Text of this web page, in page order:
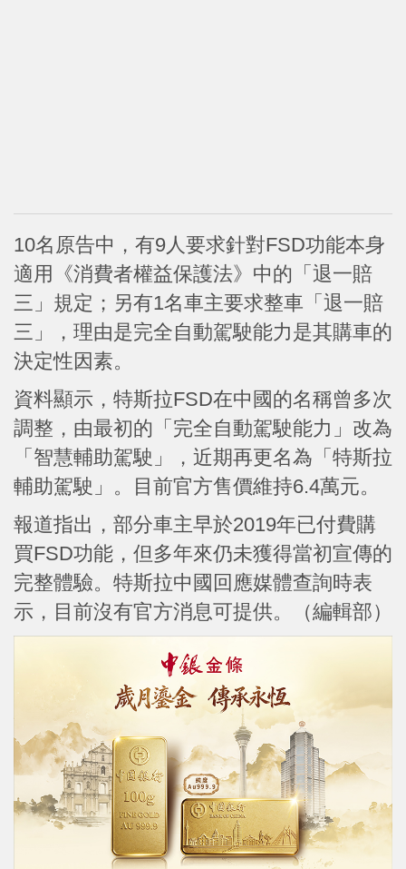
10名原告中，有9人要求針對FSD功能本身
適用《消費者權益保護法》中的「退一賠
三」規定；另有1名車主要求整車「退一賠
三」，理由是完全自動駕駛能力是其購車的
決定性因素。
資料顯示，特斯拉FSD在中國的名稱曾多次
調整，由最初的「完全自動駕駛能力」改為
「智慧輔助駕駛」，近期再更名為「特斯拉
輔助駕駛」。目前官方售價維持6.4萬元。
報道指出，部分車主早於2019年已付費購
買FSD功能，但多年來仍未獲得當初宣傳的
完整體驗。特斯拉中國回應媒體查詢時表
示，目前沒有官方消息可提供。（編輯部）